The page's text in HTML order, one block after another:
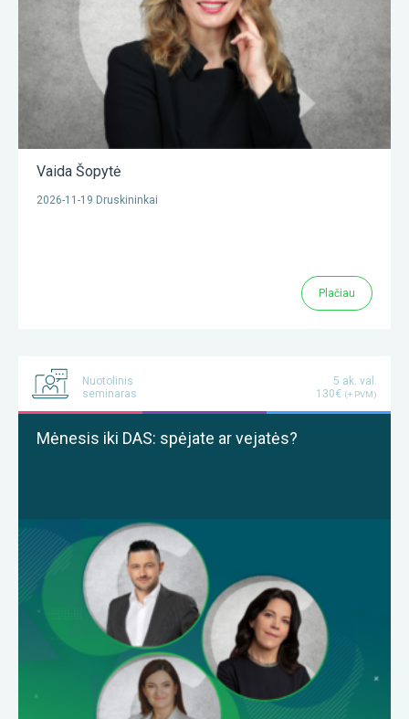
Vaida Šopytė
2026-11-19 Druskininkai
Plačiau
Nuotolinis
seminaras
5 ak. val.
130€ (+ PVM)
Mėnesis iki DAS: spėjate ar vejatės?